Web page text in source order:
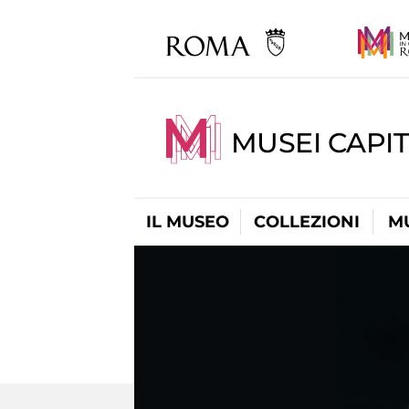
MUSEI
IL MUSEO COLLEZIONI